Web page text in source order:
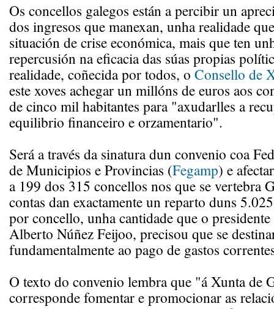
Os concellos galegos están a percibir un
dos ingresos que manexan, unha realidade
situación de crise económica, mais que ten
repercusión na eficacia das súas propias
realidade, coñecida por todos, o Consello de
este xoves achegar un millóns de euros aos
de cinco mil habitantes para "axudarlles a
equilibrio financeiro e orzamentario".
Será a través da sinatura dun convenio coa
de Municipios e Provincias (Fegamp) e
a 199 dos 315 concellos nos que se vertebra
contas dan exactamente un reparto duns
por concello, unha cantidade que o
Alberto Núñez Feijoo, precisou que se
fundamentalmente ao pago de gastos
O texto do convenio lembra que "á Xunta de
corresponde fomentar e promocionar as